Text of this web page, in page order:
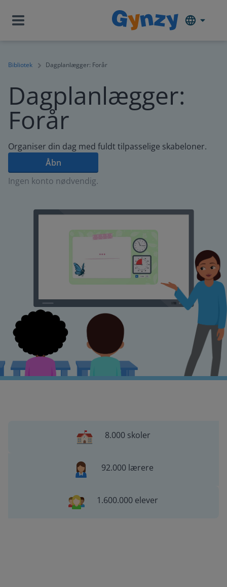
Bibliotek Dagplanlægger: Forår
Dagplanlægger:
Forår
Organiser din dag med fuldt tilpasselige skabeloner.
Åbn
Ingen konto nødvendig.
8.000 skoler
92.000 lærere
1.600.000 elever